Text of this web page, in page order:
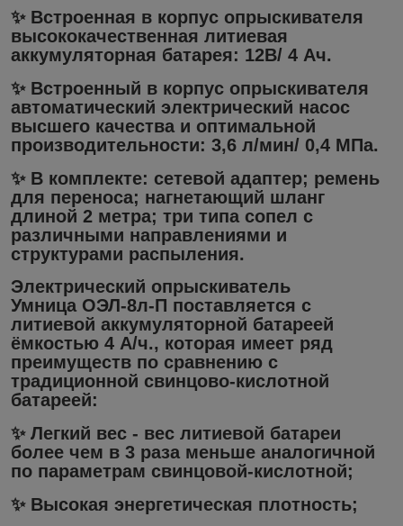
✨ Встроенная в корпус опрыскивателя
высококачественная литиевая
аккумуляторная батарея: 12В/ 4 Ач.
✨ Встроенный в корпус опрыскивателя
автоматический электрический насос
высшего качества и оптимальной
производительности: 3,6 л/мин/ 0,4 МПа.
✨ В комплекте: сетевой адаптер; ремень
для переноса; нагнетающий шланг
длиной 2 метра; три типа сопел с
различными направлениями и
структурами распыления.
Электрический опрыскиватель
Умница ОЭЛ-8л-П поставляется с
литиевой аккумуляторной батареей
ёмкостью 4 А/ч., которая имеет ряд
преимуществ по сравнению с
традиционной свинцово-кислотной
батареей:
✨ Легкий вес - вес литиевой батареи
более чем в 3 раза меньше аналогичной
по параметрам свинцовой-кислотной;
✨ Высокая энергетическая плотность;